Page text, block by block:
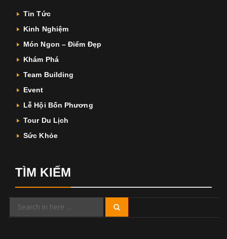
Tin Tức
Kinh Nghiệm
Món Ngon – Điểm Đẹp
Khám Phá
Team Building
Event
Lễ Hội Bốn Phương
Tour Du Lịch
Sức Khỏe
TÌM KIẾM
Search